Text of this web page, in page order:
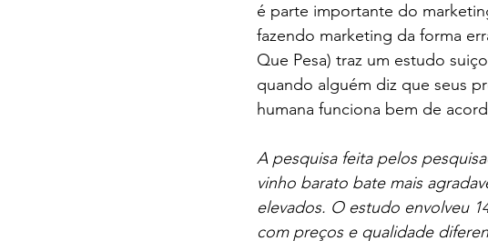
é parte importante do
fazendo marketing da forma
Que Pesa) traz um estudo
quando alguém diz que seus
humana funciona bem de
A pesquisa feita pelos
vinho barato bate mais
elevados. O estudo envolveu
com preços e qualidade